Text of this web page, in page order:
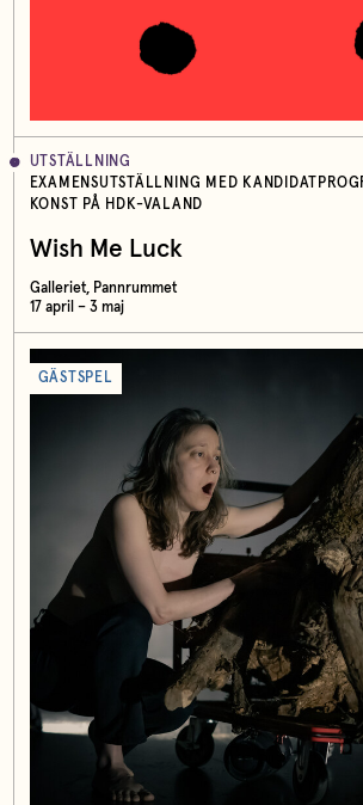
UTSTÄLLNING
EXAMENSUTSTÄLLNING MED
KONST PÅ HDK-VALAND
Wish Me Luck
Galleriet, Pannrummet
17 april – 3 maj
GÄSTSPEL